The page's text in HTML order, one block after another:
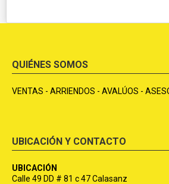
QUIÉNES SOMOS
VENTAS - ARRIENDOS - AVALÚOS -
UBICACIÓN Y CONTACTO
UBICACIÓN
Calle 49 DD # 81 c 47 Calasanz